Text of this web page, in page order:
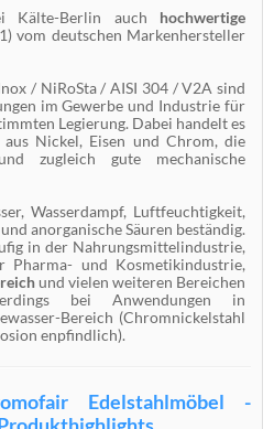
Kälte-Berlin auch hochwertige
vom deutschen Markenhersteller
/ NiRoSta / AISI 304 / V2A sind
im Gewerbe und Industrie für
Legierung. Dabei handelt es
Nickel, Eisen und Chrom, die
zugleich gute mechanische
Wasserdampf, Luftfeuchtigkeit,
anorganische Säuren beständig.
in der Nahrungsmittelindustrie,
Pharma- und Kosmetikindustrie,
und vielen weiteren Bereichen
bei Anwendungen in
Bereich (Chromnickelstahl
enpfindlich).
Edelstahlmöbel -